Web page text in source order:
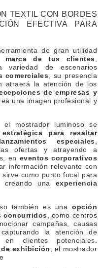
TEXTIL CON BORDES
EFECTIVA PARA
de gran utilidad
marca de tus clientes
variedad de escenarios
comerciales , su presencia
atraerá la atención de los
de empresas y
una imagen profesional y
mostrador luminoso se
estratégica para resaltar
especiales
ofertas y atrayendo a
en eventos corporativos
información relevante con
como punto focal para
creando una experiencia
también es una opción
concurridos , como centros
campañas, causas
la atención de
clientes potenciales.
exhibición
, el mostrador